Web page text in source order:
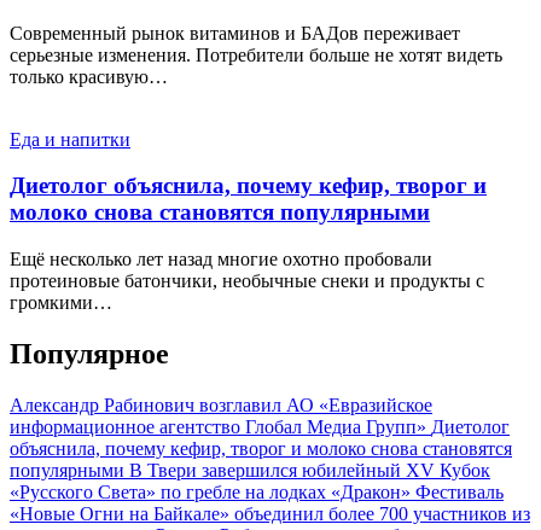
Современный рынок витаминов и БАДов переживает
серьезные изменения. Потребители больше не хотят видеть
только красивую…
Еда и напитки
Диетолог объяснила, почему кефир, творог и
молоко снова становятся популярными
Ещё несколько лет назад многие охотно пробовали
протеиновые батончики, необычные снеки и продукты с
громкими…
Популярное
Александр Рабинович возглавил АО «Евразийское
информационное агентство Глобал Медиа Групп» Диетолог
объяснила, почему кефир, творог и молоко снова становятся
популярными В Твери завершился юбилейный XV Кубок
«Русского Света» по гребле на лодках «Дракон» Фестиваль
«Новые Огни на Байкале» объединил более 700 участников из